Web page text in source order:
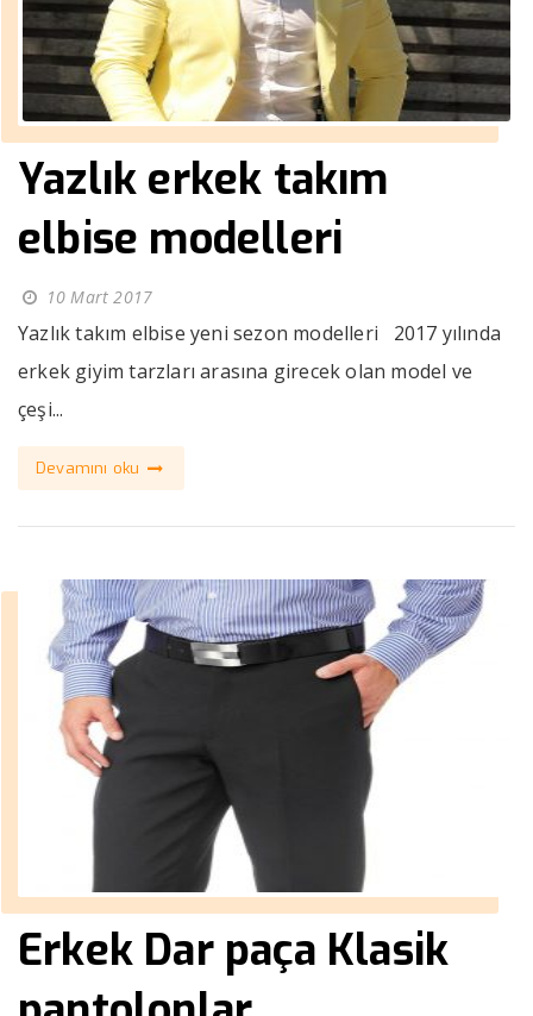
Yazlık erkek takım
elbise modelleri
10 Mart 2017
Yazlık takım elbise yeni sezon modelleri 2017 yılında
erkek giyim tarzları arasına girecek olan model ve
çeşi...
Devamını oku
Erkek Dar paça Klasik